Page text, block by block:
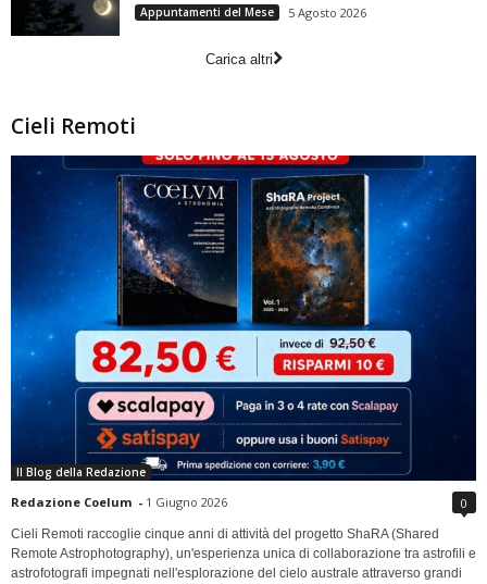
Appuntamenti del Mese 5 Agosto 2026
Carica altri
Cieli Remoti
Il Blog della Redazione
Redazione Coelum - 1 Giugno 2026 0
Cieli Remoti raccoglie cinque anni di attività del progetto ShaRA (Shared
Remote Astrophotography), un'esperienza unica di collaborazione tra astrofili e
astrofotografi impegnati nell'esplorazione del cielo australe attraverso grandi